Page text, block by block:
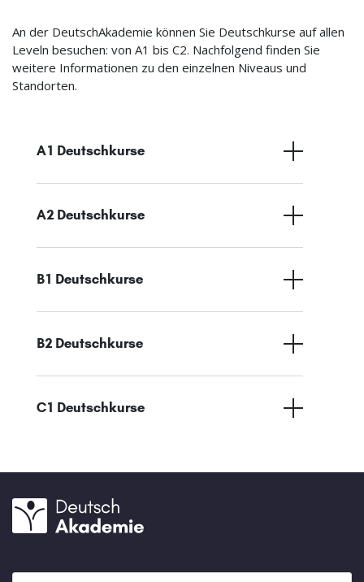
An der DeutschAkademie können Sie Deutschkurse auf allen
Leveln besuchen: von A1 bis C2. Nachfolgend finden Sie
weitere Informationen zu den einzelnen Niveaus und
Standorten.
A1 Deutschkurse
A2 Deutschkurse
B1 Deutschkurse
B2 Deutschkurse
C1 Deutschkurse